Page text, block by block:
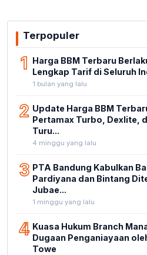
Terpopuler
1 Harga BBM Terbaru
Lengkap Tarif di Seluruh
1 bulan yang lalu
2 Update Harga BBM
Pertamax Turbo, Dexlite,
Turu...
4 minggu yang lalu
3 PTA Bandung Kabulkan
Pardiyana dan Bintang
Jubae...
1 minggu yang lalu
4 Kuasa Hukum Branch
Dugaan Penganiayaan
Towe